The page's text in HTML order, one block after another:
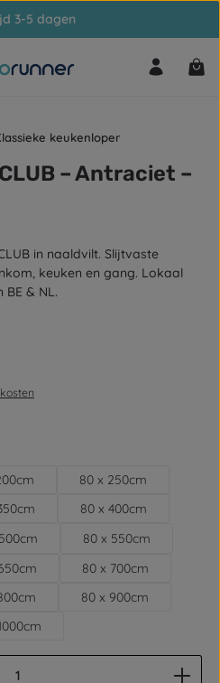
3-5 dagen
keukenloper
– Antraciet –
in naaldvilt. Slijtvaste
keuken en gang. Lokaal
& NL.
80 x 250cm
80 x 400cm
80 x 550cm
80 x 700cm
80 x 900cm
Voer de gewenste